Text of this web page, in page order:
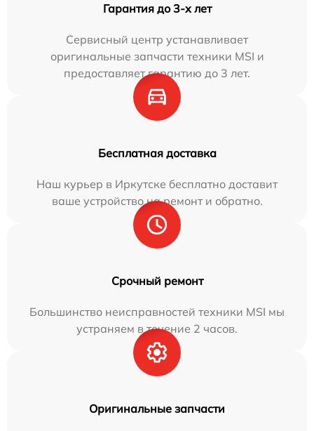
Гарантия до 3-х лет
Сервисный центр устанавливает
оригинальные запчасти техники MSI и
предоставляет гарантию до 3 лет.
Бесплатная доставка
Наш курьер в Иркутске бесплатно доставит
ваше устройство на ремонт и обратно.
Срочный ремонт
Большинство неисправностей техники MSI мы
устраняем в течение 2 часов.
Оригинальные запчасти